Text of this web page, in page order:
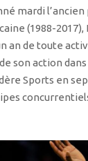
mardi
(1988-2017),
an de toute
son action dans
Sports en